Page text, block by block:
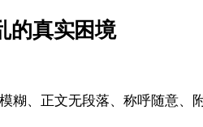
的真实困境
糊、正文无段落、称呼随意、